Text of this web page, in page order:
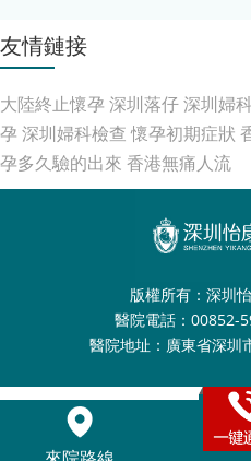
友情鏈接
大陸終止懷孕 深圳落仔深圳婦
孕 深圳婦科檢查 懷孕初期症狀
孕多久驗的出來 香港無痛人流
版權所有：深圳
醫院電話：00852-
醫院地址：廣東省深圳